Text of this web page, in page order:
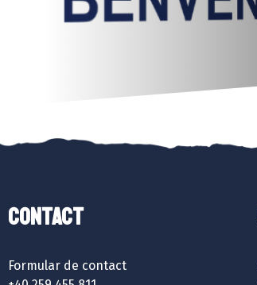
Contact
Formular de contact